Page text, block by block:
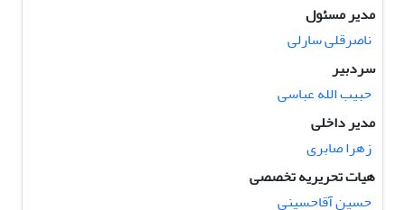
مدیر مسئول
ناصرقلی سارلی
سردبیر
حبیب الله عباسی
مدیر داخلی
زهرا صابری
هیات تحریریه تخصصی
حسین آقاحسینی